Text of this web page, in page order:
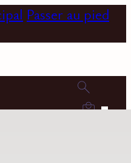
Passer au pied
0